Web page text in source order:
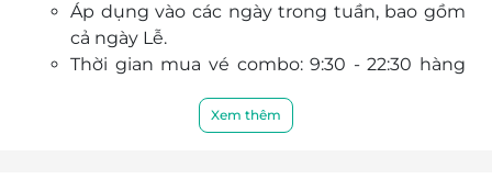
Đặt vé Đài Quan Sát Lotte Hà Nội Sky trên
LifeLink ngay hôm nay để không bỏ lỡ trải
nghiệm thành phố trên mây cực ”đỉnh”.
Áp dụng vào các ngày trong tuần, bao gồm
cả ngày Lễ.
Thời gian mua vé combo: 9:30 - 22:30 hàng
Đổi vé tại quầy B1 đài quan sát LOTTE Hanoi
Xem thêm